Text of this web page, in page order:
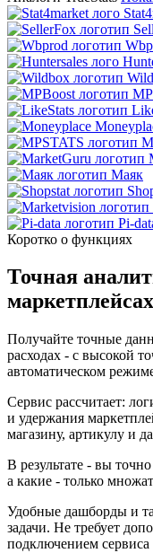
Маяк
Pi-
Коротко о функциях
Точная
маркетплейсах
Получайте точные
расходах - с высокой
автоматическом
Сервис рассчитает:
и удержания
магазину, артикулу и
В результате - вы
а какие - только
Удобные дашборды и
задачи. Не требует
подключением